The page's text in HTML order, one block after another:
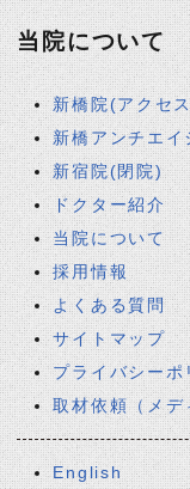
当院について
新橋院(アクセ
新橋アンチエ
新宿院(閉院)
ドクター紹介
当院について
採用情報
よくある質問
サイトマップ
プライバシーポ
取材依頼（メ
English